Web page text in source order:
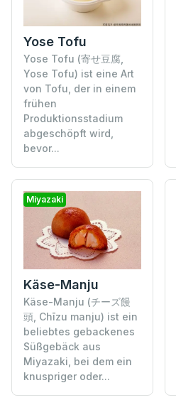
Yose Tofu
Yose Tofu (寄せ豆腐,
Yose Tofu) ist eine Art
von Tofu, der in einem
frühen
Produktionsstadium
abgeschöpft wird,
bevor...
Miyazaki
Käse-Manju
Käse-Manju (チーズ饅
頭, Chīzu manju) ist ein
beliebtes gebackenes
Süßgebäck aus
Miyazaki, bei dem ein
knuspriger oder...